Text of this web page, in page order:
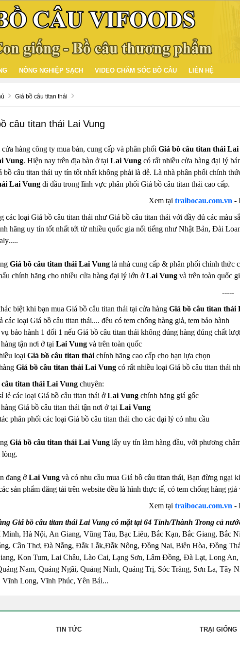
NÔNG NGHIỆP SẠCH VIDEO CHĂM SÓC BỒ CÂU LIÊN HỆ
Giá bồ câu titan thái
câu titan thái Lai Vung
hàng công ty mua bán, cung cấp và phân phối Giá bồ câu titan thái
Vung. Hiện nay trên địa bàn ở tại Lai Vungcó rất nhiều cửa hàng đại lý
bồ câu titan thái uy tín tốt nhất không phải là dễ. Là nhà phân phối chính
Lai Vungđi đầu trong lĩnh vực phân phối Giá bồ câu titan thái cao cấp.
Xem tại traibocau.com.vn -
các loại Giá bồ câu titan thái như Giá bồ câu titan thái với đầy đủ các màu
hãng uy tín tốt nhất tới từ nhiều quốc gia nổi tiếng như Nhật Bản, Đài
Giá bồ câu titan thái Lai Vunglà nhà cung cấp & phân phối chính thức
chính hãng cho nhiều cửa hàng đại lý lớn ởLai Vungvà trên toàn quốc
-----
biệt khi bạn mua Giá bồ câu titan thái tại cửa hàng Giá bồ câu titan thái
các loại Giá bồ câu titan thái.... đều có tem chống hàng giả, tem bảo hành
bảo hành 1 đổi 1 nếu Giá bồ câu titan thái không đúng hàng đúng chất
tận nơi ở tại Lai Vungvà trên toàn quốc
loại Giá bồ câu titan tháichính hãng cao cấp cho bạn lựa chọn
Giá bồ câu titan thái Lai Vungcó rất nhiều loại Giá bồ câu titan thái
câu titan thái Lai Vung chuyên:
lẻ các loại Giá bồ câu titan thái ởLai Vungchính hãng giá gốc
Giá bồ câu titan thái tận nơi ở tại Lai Vung
phân phối các loại Giá bồ câu titan thái cho các đại lý có nhu cầu
Giá bồ câu titan thái Lai Vunglấy uy tín làm hàng đầu, với phương
lòng.
đang ởLai Vungvà có nhu cầu mua Giá bồ câu titan thái, Bạn đừng ngại
sản phẩm đăng tải trên website đều là hình thực tế, có tem chống hàng
Xem tại traibocau.com.vn -
Giá bồ câu titan thái Lai Vung có mặt tại 64 Tỉnh/Thành Trong cả
Minh, Hà Nội, An Giang, Vũng Tàu, Bạc Liêu, Bắc Kạn, Bắc Giang, Bắc
Cần Thơ, Đà Nẵng, Đắk Lắk,Đắk Nông, Đồng Nai, Biên Hòa, Đồng
Kon Tum, Lai Châu, Lào Cai, Lạng Sơn, Lâm Đồng, Đà Lạt, Long
Nam, Quảng Ngãi, Quảng Ninh, Quảng Trị, Sóc Trăng, Sơn La, Tây
Vĩnh Long, Vĩnh Phúc, Yên Bái...
TIN TỨC TRẠI GIỐNG